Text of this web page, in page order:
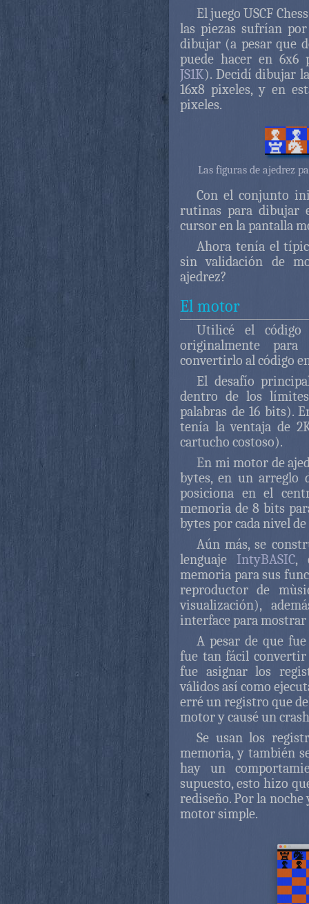
El juego USCF
las piezas sufrían
dibujar (a pesar que
puede hacer en
JS1K). Decidí dibujar
16x8 pixeles, y en
pixeles.
Las figuras de ajedrez
Con el conjunto
rutinas para dibujar
cursor en la pantalla
Ahora tenía el
sin validación de
ajedrez?
El motor
Utilicé el
originalmente
convertirlo al código
El desafío
dentro de los
palabras de 16 bits).
tenía la ventaja de
cartucho costoso).
En mi motor de
bytes, en un arreglo
posiciona en el
memoria de 8 bits
bytes por cada nivel
Aún más, se
lenguajeIntyBASIC,
memoria para sus
reproductor de
visualización),
interface para mostrar
A pesar de que
fue tan fácil
fue asignar los
válidos así como
erré un registro que
motor y causé un
Se usan los
memoria, y también
hay un
supuesto, esto hizo
rediseño. Por la
motor simple.